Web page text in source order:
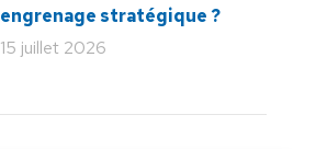
engrenage stratégique ?
15 juillet 2026